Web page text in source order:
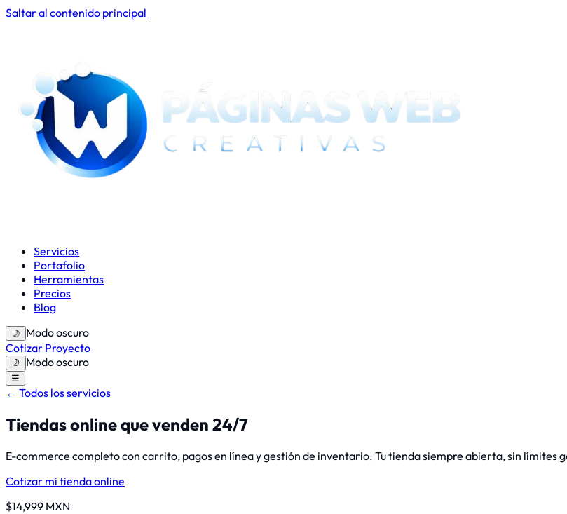
Saltar al contenido principal
Servicios
Portafolio
Herramientas
Precios
Blog
🌙
Modo oscuro
Cotizar Proyecto
🌙 Modo oscuro
☰
← Todos los servicios
Tiendas online quevenden 24/7
E-commerce completo con carrito, pagos en línea y gestión de inventario. Tu tienda siempre abierta, sin límites
Cotizar mi tienda online
$14,999 MXN